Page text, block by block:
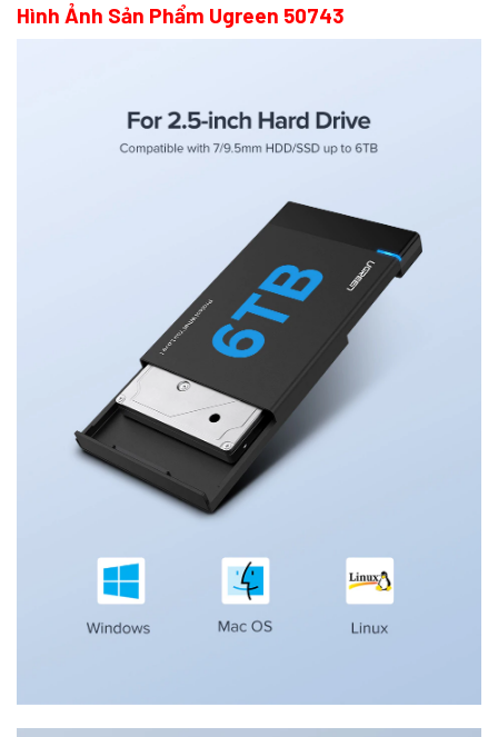
Hình Ảnh Sản Phẩm Ugreen 50743